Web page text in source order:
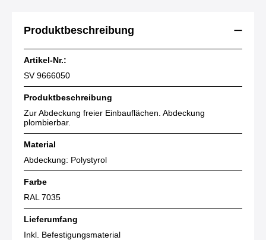
Produktbeschreibung
Artikel-Nr.:
SV 9666050
Produktbeschreibung
Zur Abdeckung freier Einbauflächen. Abdeckung
plombierbar.
Material
Abdeckung: Polystyrol
Farbe
RAL 7035
Lieferumfang
Inkl. Befestigungsmaterial